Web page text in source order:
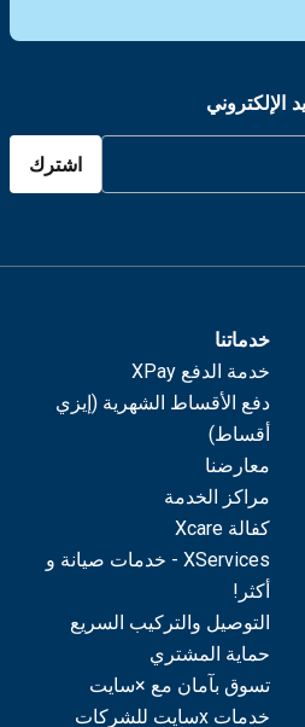
الإلكتروني
اشترك
خدماتنا
خدمة الدفع XPay
دفع الأقساط الشهرية (إيزي
أقساط)
معارضنا
مراكز الخدمة
كفالة Xcare
XServices - خدمات صيانة و
أكثر!
التوصيل والتركيب السريع
حماية المشتري
تسوق بآمان مع ×سايت
خدمات xسايت للشركات